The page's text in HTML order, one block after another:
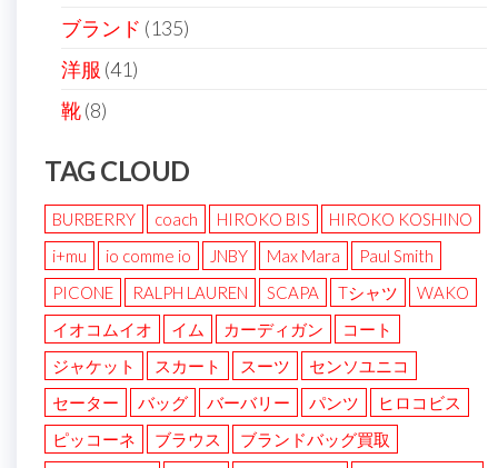
ブランド (135)
洋服 (41)
靴(8)
TAG CLOUD
BURBERRY coach HIROKO BIS
HIROKO KOSHINO
i+mu
io comme io JNBY Max Mara
Paul Smith
PICONE
RALPH LAUREN SCAPA Tシャツ
WAKO
イオコムイオ
イム カーディガン
コート
ジャケット
スカート スーツ
センソユニコ
セーター
バッグ バーバリー パンツ
ヒロコビス
ピッコーネ
ブラウス
ブランドバッグ買取